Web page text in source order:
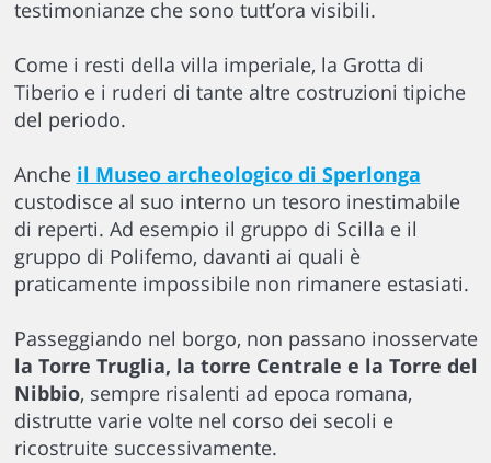
testimonianze che sono tutt’ora visibili.
Come i resti della villa imperiale, la Grotta di
Tiberio e i ruderi di tante altre costruzioni tipiche
del periodo.
Anche il Museo archeologico di Sperlonga
custodisce al suo interno un tesoro inestimabile
di reperti. Ad esempio il gruppo di Scilla e il
gruppo di Polifemo, davanti ai quali è
praticamente impossibile non rimanere estasiati.
Passeggiando nel borgo, non passano inosservate
la Torre Truglia, la torre Centrale e la Torre del
Nibbio, sempre risalenti ad epoca romana,
distrutte varie volte nel corso dei secoli e
ricostruite successivamente.